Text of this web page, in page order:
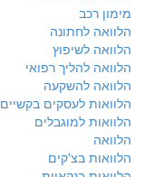
מימון רכב
הלוואה לחתונה
הלוואה לשיפוץ
הלוואה להליך רפואי
הלוואה להשקעה
הלוואות לעסקים בקשיים
הלוואות למוגבלים
הלוואה
הלוואות בצ'קים